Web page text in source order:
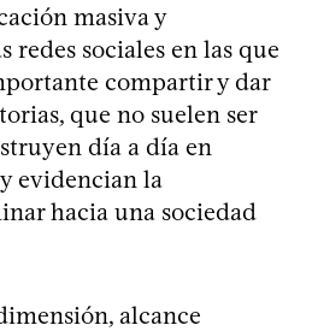
masiva y
sociales en las que
compartir y dar
que no suelen ser
día a día en
evidencian la
hacia una sociedad
alcance